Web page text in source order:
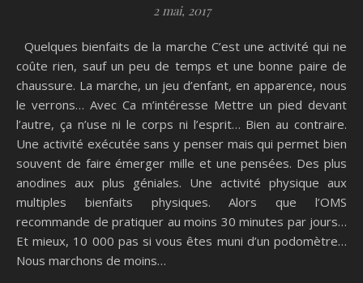
2 mai, 2017
Quelques bienfaits de la marche C’est une activité qui ne
coûte rien, sauf un peu de temps et une bonne paire de
chaussure. La marche, un jeu d’enfant, en apparence, nous
le verrons… Avec Ca m’intéresse Mettre un pied devant
l’autre, ça n’use ni le corps ni l’esprit… Bien au contraire.
Une activité exécutée sans y penser mais qui permet bien
souvent de faire émerger mille et une pensées. Des plus
anodines aux plus géniales. Une activité physique aux
multiples bienfaits physiques. Alors que l’OMS
recommande de pratiquer au moins 30 minutes par jours…
Et mieux, 10 000 pas si vous êtes muni d’un podomètre…
Nous marchons de moins…